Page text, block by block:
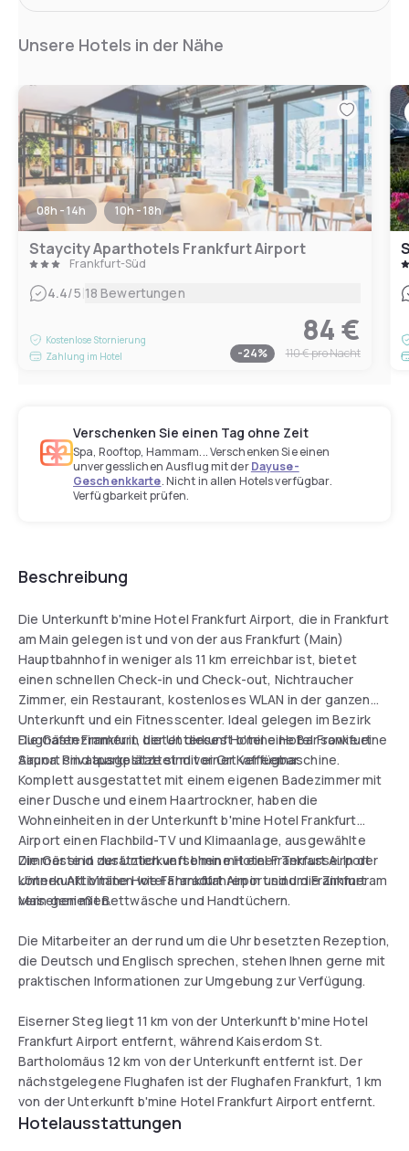
Unsere Hotels in der Nähe
08h - 14h 10h - 18h
Staycity Aparthotels Frankfurt Airport
Frankfurt-Süd
4.4/5|18 Bewertungen
Kostenlose Stornierung
Zahlung im Hotel
84 €
-24% 110 €pro Nacht
Verschenken Sie einen Tag ohne Zeit
Spa, Rooftop, Hammam... Verschenken Sie einen
unvergesslichen Ausflug mit derDayuse-
Geschenkkarte. Nicht in allen Hotels verfügbar.
Verfügbarkeit prüfen.
Beschreibung
Die Unterkunft b'mine Hotel Frankfurt Airport, die in Frankfurt
am Main gelegen ist und von der aus Frankfurt (Main)
Hauptbahnhof in weniger als 11 km erreichbar ist, bietet
einen schnellen Check-in und Check-out, Nichtraucher
Zimmer, ein Restaurant, kostenloses WLAN in der ganzen
Unterkunft und ein Fitnesscenter. Ideal gelegen im Bezirk
Flughafen Frankfurt, bietet dieses Hotel eine Bar sowie eine
Sauna. Privatparkplätze sind vor Ort verfügbar.
Die Gästezimmer in der Unterkunft b'mine Hotel Frankfurt
Airport sind ausgestattet mit einer Kaffeemaschine.
Komplett ausgestattet mit einem eigenen Badezimmer mit
einer Dusche und einem Haartrockner, haben die
Wohneinheiten in der Unterkunft b'mine Hotel Frankfurt
Airport einen Flachbild-TV und Klimaanlage, ausgewählte
Zimmer sind zusätzlich versehen mit einer Terrasse. In der
Unterkunft b'mine Hotel Frankfurt Airport sind die Zimmer
versehen mit Bettwäsche und Handtüchern.
Die Gäste in der Unterkunft b'mine Hotel Frankfurt Airport
können Aktivitäten wie Fahrradfahren in und um Frankfurt am
Main genießen.
Die Mitarbeiter an der rund um die Uhr besetzten Rezeption,
die Deutsch und Englisch sprechen, stehen Ihnen gerne mit
praktischen Informationen zur Umgebung zur Verfügung.
Eiserner Steg liegt 11 km von der Unterkunft b'mine Hotel
Frankfurt Airport entfernt, während Kaiserdom St.
Bartholomäus 12 km von der Unterkunft entfernt ist. Der
nächstgelegene Flughafen ist der Flughafen Frankfurt, 1 km
von der Unterkunft b'mine Hotel Frankfurt Airport entfernt.
Hotelausstattungen